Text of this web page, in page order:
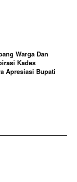
81 Pemkab
Warga Dan
Kades
Apresiasi Bupati